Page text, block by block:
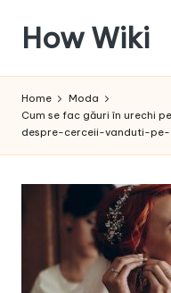
content
How Wiki
pentru
a
Home
Moda
Cum se fac găuri în urechi
despre-cerceii-vanduti-pe-